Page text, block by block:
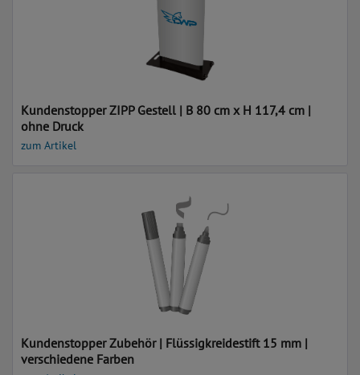
Kundenstopper ZIPP Gestell | B 80 cm x H 117,4 cm |
ohne Druck
zum Artikel
Kundenstopper Zubehör | Flüssigkreidestift 15 mm |
verschiedene Farben